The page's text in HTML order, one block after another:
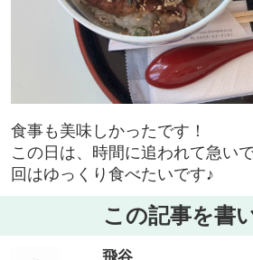
食事も美味しかったです！
この日は、時間に追われて急い
回はゆっくり食べたいです♪
この記事を書